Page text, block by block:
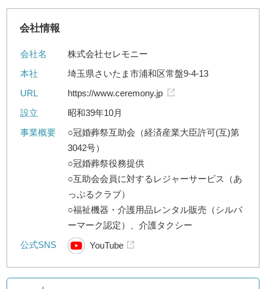
会社情報
会社名
株式会社セレモニー
本社
埼玉県さいたま市浦和区常盤9-4-13
URL
https://www.ceremony.jp
設立
昭和39年10月
事業概要
○冠婚葬祭互助会（経済産業大臣許可(互)第
3042号）
○冠婚葬祭役務提供
○互助会会員に対するレジャーサービス（あ
っぷるクラブ）
○福祉機器・介護用品レンタル販売（シルバ
ーマーク認定）、介護タクシー
公式SNS
YouTube